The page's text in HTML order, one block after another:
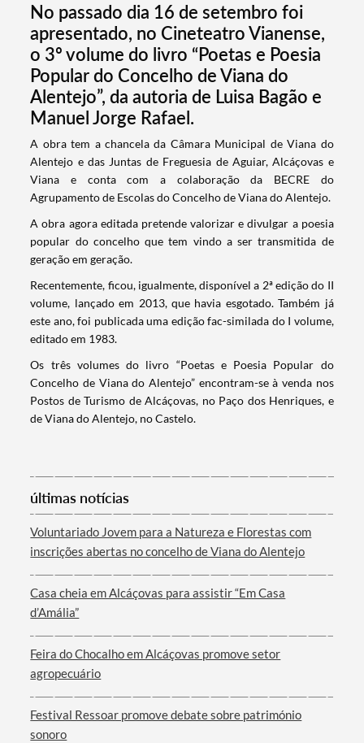
Termo de Pesquisa
Categorias gerais
No passado dia 16 de setembro foi
apresentado, no Cineteatro Vianense,
o 3º volume do livro “Poetas e Poesia
Popular do Concelho de Viana do
Alentejo”, da autoria de Luisa Bagão e
Manuel Jorge Rafael.
​A obra tem a chancela da Câmara Municipal de Viana do
Alentejo e das Juntas de Freguesia de Aguiar, Alcáçovas e
Viana e conta com a colaboração da BECRE do
Agrupamento de Escolas do Concelho de Viana do Alentejo.
A obra agora editada pretende valorizar e divulgar a poesia
popular do concelho que tem vindo a ser transmitida de
geração em geração.
Recentemente, ficou, igualmente, disponível a 2ª edição do II
volume, lançado em 2013, que havia esgotado. Também já
este ano, foi publicada uma edição fac-similada do I volume,
editado em 1983.
Os três volumes do livro “Poetas e Poesia Popular do
Concelho de Viana do Alentejo” encontram-se à venda nos
Postos de Turismo de Alcáçovas, no Paço dos Henriques, e
de Viana do Alentejo, no Castelo.
últimas notícias
Voluntariado Jovem para a Natureza e Florestas com
inscrições abertas no concelho de Viana do Alentejo
Casa cheia em Alcáçovas para assistir “Em Casa
d’Amália”
Feira do Chocalho em Alcáçovas promove setor
agropecuário
Festival Ressoar promove debate sobre património
sonoro